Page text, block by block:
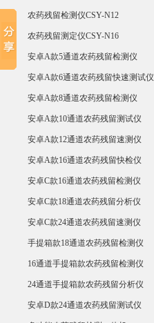
农药残留检测仪CSY-N12
农药残留测定仪CSY-N16
安卓A款5通道农药残留检测仪
安卓A款6通道农药残留快速测试仪
安卓A款8通道农药残留检测仪
安卓A款10通道农药残留测试仪
安卓A款12通道农药残留速测仪
安卓A款16通道农药残留快检仪
安卓C款16通道农药残留检测仪
安卓C款18通道农药残留分析仪
安卓C款24通道农药残留速测仪
手提箱款18通道农药残留检测仪
16通道手提箱款农药残留检测仪
24通道手提箱款农药残留分析仪
安卓D款24通道农药残留测试仪